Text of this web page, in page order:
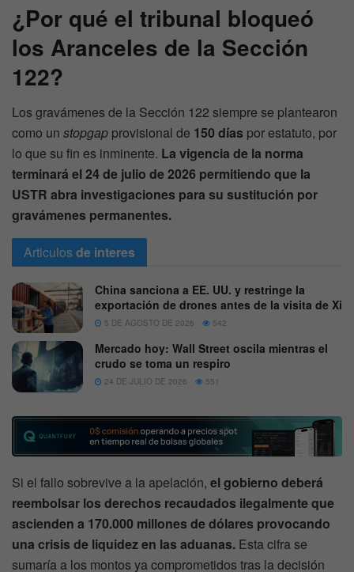
¿Por qué el tribunal bloqueó
los Aranceles de la Sección
122?
Los gravámenes de la Sección 122 siempre se plantearon
como un stopgap provisional de 150 días por estatuto, por
lo que su fin es inminente. La vigencia de la norma
terminará el 24 de julio de 2026 permitiendo que la
USTR abra investigaciones para su sustitución por
gravámenes permanentes.
Articulosde interes
China sanciona a EE. UU. y restringe la
exportación de drones antes de la visita de Xi
5 DE AGOSTO DE 2026 542
Mercado hoy: Wall Street oscila mientras el
crudo se toma un respiro
24 DE JULIO DE 2026 551
Si el fallo sobrevive a la apelación, el gobierno deberá
reembolsar los derechos recaudados ilegalmente que
ascienden a 170.000 millones de dólares provocando
una crisis de liquidez en las aduanas. Esta cifra se
sumaría a los montos ya comprometidos tras la decisión